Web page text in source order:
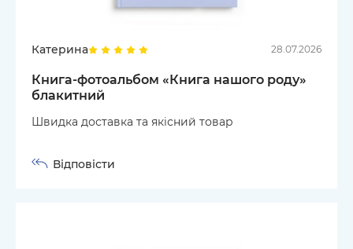
Катерина 28.07.2026
Книга-фотоальбом «Книга нашого роду»
блакитний
Швидка доставка та якісний товар
Відповісти